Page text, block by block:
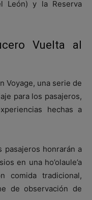
León) y la Reserva
Vuelta al
Voyage, una serie de
para los pasajeros,
hechas a
pasajeros honrarán a
en una ho’olaule’a
comida tradicional,
de observación de